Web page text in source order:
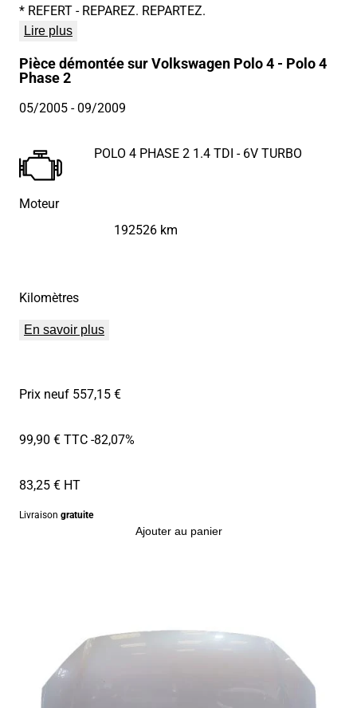
* REFERT - REPAREZ. REPARTEZ.
Lire plus
Pièce démontée sur Volkswagen Polo 4 - Polo 4
Phase 2
05/2005- 09/2009
Moteur
POLO 4 PHASE 2 1.4 TDI - 6V TURBO
Kilomètres
192526 km
En savoir plus
Prix neuf 557,15 €
99,90 € TTC-82,07%
83,25 € HT
Livraison gratuite
Ajouter au panier